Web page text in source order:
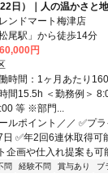
日）｜人の温かさと
ンドマート梅津店
尾駅」から徒歩14分
円
時間：1ヶ月あたり
間15.5h ＜勤務例＞
等 ※部門...
ルポイント／／ ✅プ
✅年2回6連休取得可
企画や仕入れ提案も可
問 経験不問 賞与あり ブ